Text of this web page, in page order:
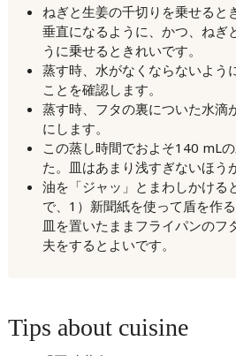
ねぎと生姜の千切りを乗せると
垂直になるように、かつ、ねぎ
うに乗せるときれいです。
蒸す時、水がなくならないよう
ことを確認します。
蒸す時、フタの裏についた水滴
にします。
この蒸し時間でおよそ140 mL
た。皿はあまり浅すぎないほう
油を「ジャッ」とまわしかける
で、1）新聞紙を使って盾を作
皿を置いたままフライパンのフ
夫をするとよいです。
Tips about cuisine